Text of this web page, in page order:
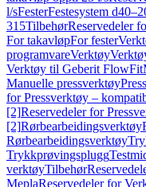
l/sFesterFestesystem
315TilbehørReservedeler
For takavløpFor fester
programvareVerktøy
Verktøy til Geberit FlowFit
Manuelle pressverktøy
for Pressverktøy –
[2]Reservedeler for
[2]Rørbearbeidingsverktøy
Rørbearbeidingsverktøy
Trykkprøvingsplugg
verktøyTilbehør
MeplaReservedeler for